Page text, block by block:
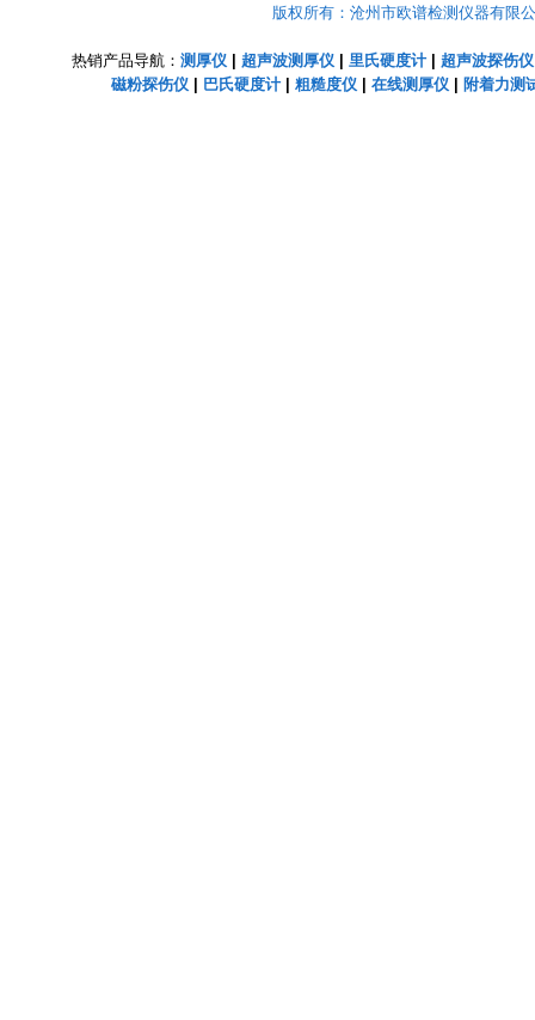
版权所有：沧州市欧谱检测仪器有限
热销产品导航： 测厚仪 超声波测厚仪 里氏硬度计| 超声波探伤仪
磁粉探伤仪| 巴氏硬度计| 粗糙度仪| 在线测厚仪| 附着力测